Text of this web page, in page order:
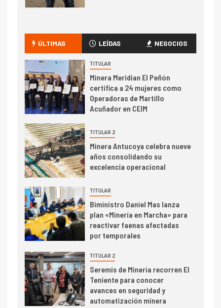
camión 100% eléctrico para
transportar cátodos al Puerto
de San Antonio
2
I+D
Producción minera en mayo de
2026 cae 10,6%
3 I+D
PIB minero impacta el
crecimiento regional: Banco
Central reporta resultados
trimestre
4 I+D
Informe bimensual de
Cochilco: precio del cobre
alcanza máximos por escasez
de concentrados
5 I+D
Estudio revela cómo el precio
del cobre y educación superior
se relacionan en zonas
mineras
ÚLTIMAS LEÍDAS NEGOCIOS
TITULAR
Minera Meridian El Peñón
certifica a 24 mujeres como
Operadoras de Martillo
Acuñador en CEIM
TITULAR 2
Minera Antucoya celebra nueve
años consolidando su
excelencia operacional
TITULAR
Biministro Daniel Mas lanza
plan «Minería en Marcha» para
reactivar faenas afectadas
por temporales
TITULAR 2
Seremis de Minería recorren El
Teniente para conocer
avances en seguridad y
automatización minera